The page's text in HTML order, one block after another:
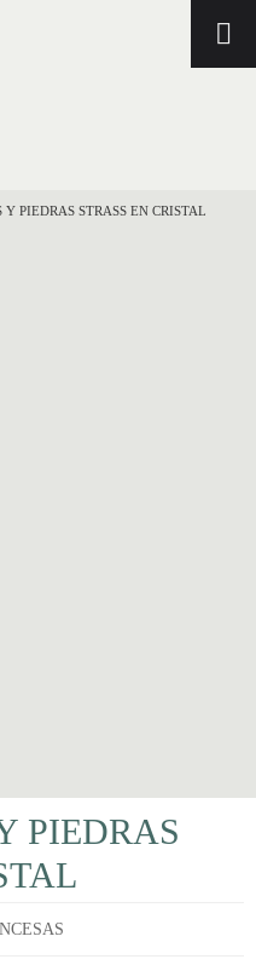
PIEDRAS STRASS EN CRISTAL
PIEDRAS